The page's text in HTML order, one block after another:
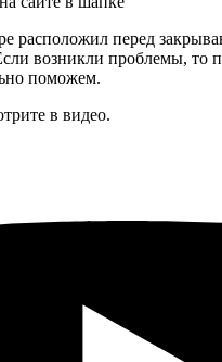
расположил перед
возникли проблемы, то
поможем.
в видео.